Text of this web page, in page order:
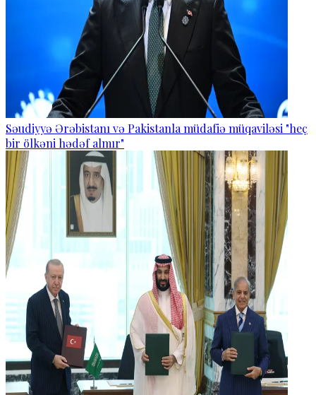
Səudiyyə Ərəbistanı və Pakistanla müdafiə müqaviləsi "heç
bir ölkəni hədəf almır"